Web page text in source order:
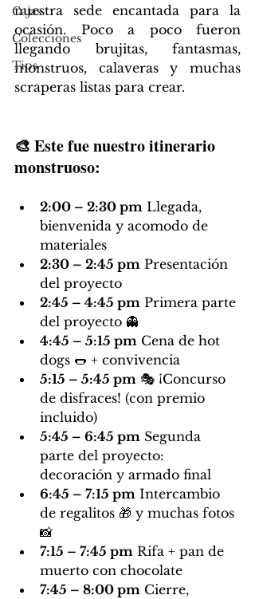
Cajas
Colecciones
Tips
nuestra sede encantada para la
ocasión. Poco a poco fueron
llegando brujitas, fantasmas,
monstruos, calaveras y muchas
scraperas listas para crear.
🎨 Este fue nuestro itinerario
monstruoso:
2:00 – 2:30 pm Llegada,
bienvenida y acomodo de
materiales
2:30 – 2:45 pm Presentación
del proyecto
2:45 – 4:45 pm Primera parte
del proyecto 👻
4:45 – 5:15 pm Cena de hot
dogs 🌭 + convivencia
5:15 – 5:45 pm 🎭 ¡Concurso
de disfraces! (con premio
incluido)
5:45 – 6:45 pm Segunda
parte del proyecto:
decoración y armado final
6:45 – 7:15 pm Intercambio
de regalitos 🎁 y muchas fotos
📸
7:15 – 7:45 pm Rifa + pan de
muerto con chocolate
7:45 – 8:00 pm Cierre,